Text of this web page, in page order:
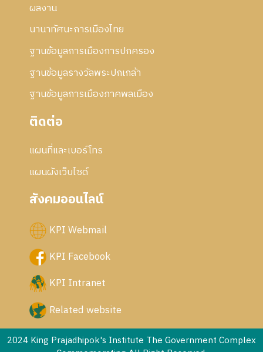
ผลงาน
นานาทัศนะการเมืองไทย
ฐานข้อมูลการเมืองการปกครอง
ฐานข้อมูลรางวัลพระปกเกล้า
ฐานข้อมูลการเมืองภาคพลเมือง
ติดต่อ
แผนที่และเบอร์โทร
แผนผังเว็บไซด์
สังคมออนไลน์
KPI Webmail
KPI Facebook
KPI Intranet
Related website
2024 King Prajadhipok's Institute The Government Complex